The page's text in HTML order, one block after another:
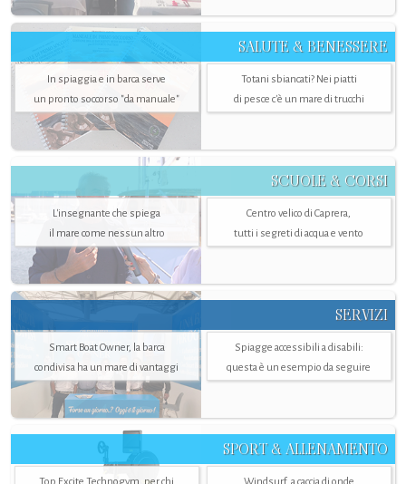
SALUTE & BENESSERE
In spiaggia e in barca serve
un pronto soccorso "da manuale"
Totani sbiancati? Nei piatti
di pesce c'è un mare di trucchi
SCUOLE & CORSI
L'insegnante che spiega
il mare come nessun altro
Centro velico di Caprera,
tutti i segreti di acqua e vento
SERVIZI
Smart Boat Owner, la barca
condivisa ha un mare di vantaggi
Spiagge accessibili a disabili:
questa è un esempio da seguire
SPORT & ALLENAMENTO
Top Excite Technogym, per chi
Windsurf, a caccia di onde